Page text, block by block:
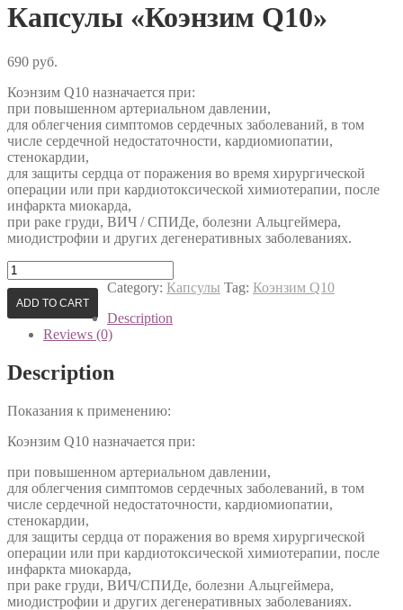
Капсулы «Коэнзим Q10»
690 руб.
Коэнзим Q10 назначается при:
при повышенном артериальном давлении,
для облегчения симптомов сердечных заболеваний, в том
числе сердечной недостаточности, кардиомиопатии,
стенокардии,
для защиты сердца от поражения во время хирургической
операции или при кардиотоксической химиотерапии, после
инфаркта миокарда,
при раке груди, ВИЧ / СПИДе, болезни Альцгеймера,
миодистрофии и других дегенеративных заболеваниях.
Капсулы
«Коэнзим
Q10»
quantity
ADD TO CART
Category: Капсулы Tag: Коэнзим Q10
Description
Reviews (0)
Description
Показания к применению:
Коэнзим Q10 назначается при:
при повышенном артериальном давлении,
для облегчения симптомов сердечных заболеваний, в том
числе сердечной недостаточности, кардиомиопатии,
стенокардии,
для защиты сердца от поражения во время хирургической
операции или при кардиотоксической химиотерапии, после
инфаркта миокарда,
при раке груди, ВИЧ/СПИДе, болезни Альцгеймера,
миодистрофии и других дегенеративных заболеваниях.